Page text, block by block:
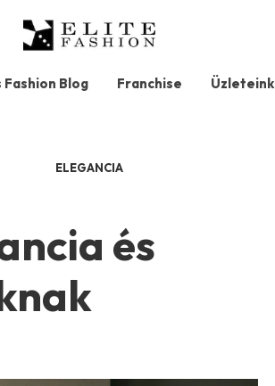
Fashion Blog Franchise Üzleteink
ELEGANCIA
és